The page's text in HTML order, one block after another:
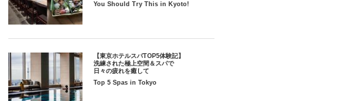
You Should Try This in Kyoto!
【東京ホテルスパTOP5体験記】
洗練された極上空間＆スパで
日々の疲れを癒して
Top 5 Spas in Tokyo